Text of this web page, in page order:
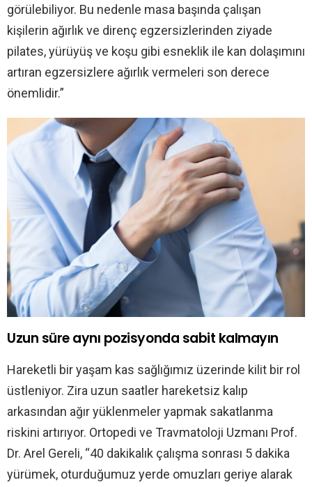
görülebiliyor. Bu nedenle masa başında çalışan
kişilerin ağırlık ve direnç egzersizlerinden ziyade
pilates, yürüyüş ve koşu gibi esneklik ile kan dolaşımını
artıran egzersizlere ağırlık vermeleri son derece
önemlidir.”
Uzun süre aynı pozisyonda sabit kalmayın
Hareketli bir yaşam kas sağlığımız üzerinde kilit bir rol
üstleniyor. Zira uzun saatler hareketsiz kalıp
arkasından ağır yüklenmeler yapmak sakatlanma
riskini artırıyor. Ortopedi ve Travmatoloji Uzmanı Prof.
Dr. Arel Gereli, “40 dakikalık çalışma sonrası 5 dakika
yürümek, oturduğumuz yerde omuzları geriye alarak